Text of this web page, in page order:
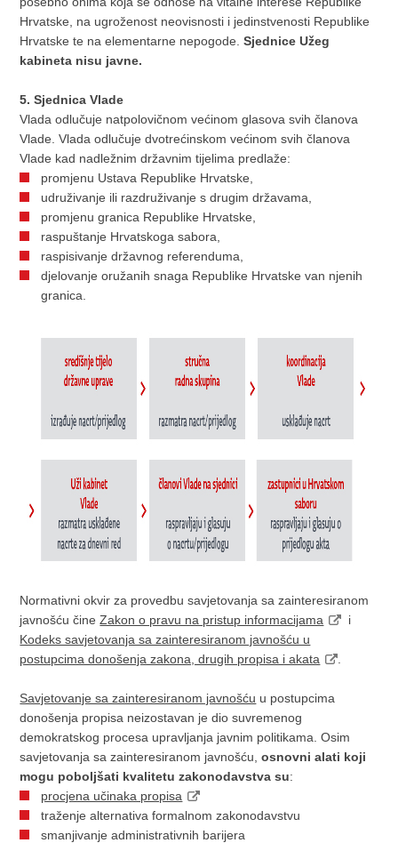
Hrvatske, na ugroženost neovisnosti i jedinstvenosti Republike
Hrvatske te na elementarne nepogode.Sjednice Užeg
kabineta nisu javne.
5. Sjednica Vlade
Vlada odlučuje natpolovičnom većinom glasova svih članova
Vlade. Vlada odlučuje dvotrećinskom većinom svih članova
Vlade kad nadležnim državnim tijelima predlaže:
promjenu Ustava Republike Hrvatske,
udruživanje ili razdruživanje s drugim državama,
promjenu granica Republike Hrvatske,
raspuštanje Hrvatskoga sabora,
raspisivanje državnog referenduma,
djelovanje oružanih snaga Republike Hrvatske van njenih
granica.
Normativni okvir za provedbu savjetovanja sa zainteresiranom
javnošću čineZakon o pravu na pristup informacijama
i
Kodeks savjetovanja sa zainteresiranom javnošću u
postupcima donošenja zakona, drugih propisa i akata
Savjetovanje sa zainteresiranom javnošću u postupcima
donošenja propisa neizostavan je dio suvremenog
demokratskog procesa upravljanja javnim politikama. Osim
savjetovanja sa zainteresiranom javnošću,osnovni alati koji
mogu poboljšati kvalitetu zakonodavstva su:
procjena učinaka propisa
traženje alternativa formalnom zakonodavstvu
smanjivanje administrativnih barijera